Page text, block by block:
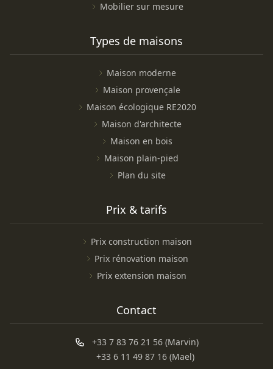
Mobilier sur mesure
Types de maisons
Maison moderne
Maison provençale
Maison écologique RE2020
Maison d'architecte
Maison en bois
Maison plain-pied
Plan du site
Prix & tarifs
Prix construction maison
Prix rénovation maison
Prix extension maison
Contact
+33 7 83 76 21 56 (Marvin)
+33 6 11 49 87 16 (Mael)